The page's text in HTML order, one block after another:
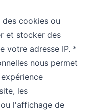
cookies ou
et stocker des
votre adresse IP. *
nous permet
les
l'affichage de